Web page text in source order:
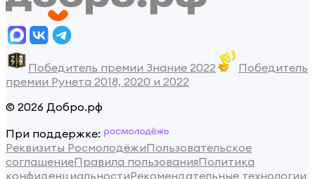
Победитель премии Знание 2022
Победитель
премии Рунета 2018, 2020 и 2022
© 2026 Добро.рф
При поддержке:
Реквизиты РосмолодёжиПользовательское
соглашениеПравила пользованияПолитика
конфиденциальностиРекомендательные технологии